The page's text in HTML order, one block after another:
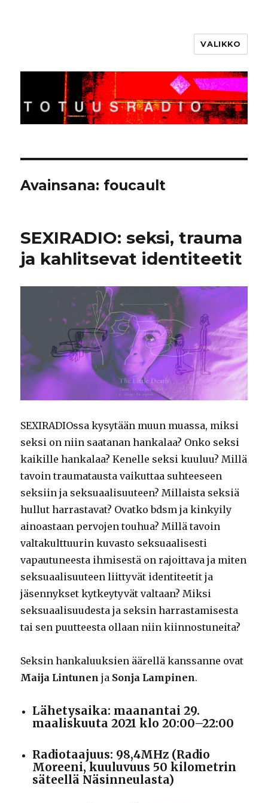
VALIKKO
Avainsana: foucault
SEXIRADIO: seksi, trauma
ja kahlitsevat identiteetit
SEXIRADIOssa kysytään muun muassa, miksi
seksi on niin saatanan hankalaa? Onko seksi
kaikille hankalaa? Kenelle seksi kuuluu? Millä
tavoin traumatausta vaikuttaa suhteeseen
seksiin ja seksuaalisuuteen? Millaista seksiä
hullut harrastavat? Ovatko bdsm ja kinkyily
ainoastaan pervojen touhua? Millä tavoin
valtakulttuurin kuvasto seksuaalisesti
vapautuneesta ihmisestä on rajoittava ja miten
seksuaalisuuteen liittyvät identiteetit ja
jäsennykset kytkeytyvät valtaan? Miksi
seksuaalisuudesta ja seksin harrastamisesta
tai sen puutteesta ollaan niin kiinnostuneita?
Seksin hankaluuksien äärellä kanssanne ovat
Maija Lintunen ja Sonja Lampinen.
Lähetysaika: maanantai 29.
maaliskuuta 2021 klo 20:00–22:00
Radiotaajuus: 98,4MHz (Radio
Moreeni, kuuluvuus 50 kilometrin
säteellä Näsinneulasta)